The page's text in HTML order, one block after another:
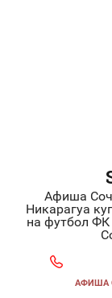
Афиша
Никарагуа
на футбол ФК
АФИША